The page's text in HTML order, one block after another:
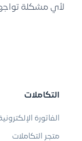
لأي مشكلة
التكاملات
الفاتورة
متجر التكاملات